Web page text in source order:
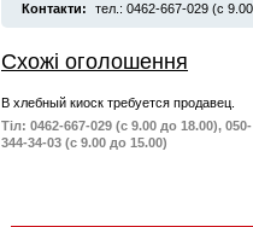
Контакти: тел.: 0462-667-029 (с
Схожі оголошення
В хлебный киоск требуется продавец.
Тіл: 0462-667-029 (с 9.00 до 18.00), 050-
344-34-03 (с 9.00 до 15.00)